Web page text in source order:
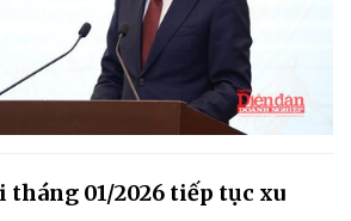
01/2026 tiếp tục xu